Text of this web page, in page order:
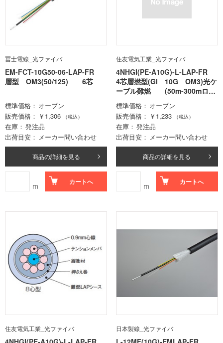
冨士電線_光ファイバ
EM-FCT-10G50-06-LAP-FR
層型 OM3(50/125) 6芯
標準価格
オープン
販売価格
￥1,306 （税込）
在庫
発注品
出荷目安
メーカー問い合わせ
商品の詳細を見る
m カートへ
住友電気工業_光ファイバ
4NHGI(PE-A10G)-L-LAP-FR
4芯層撚型(GI 10G OM3)光ケ
ーブル難燃 (50m-300mロッ
ト価格)
標準価格
オープン
販売価格
￥1,233 （税込）
在庫
発注品
出荷目安
メーカー問い合わせ
商品の詳細を見る
m カートへ
住友電気工業_光ファイバ 日本製線_光ファイバ